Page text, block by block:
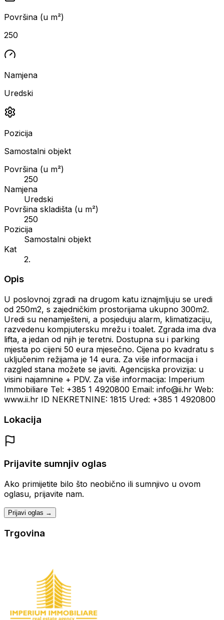
Površina (u m²)
250
Namjena
Uredski
Pozicija
Samostalni objekt
Površina (u m²)
250
Namjena
Uredski
Površina skladišta (u m²)
250
Pozicija
Samostalni objekt
Kat
2.
Opis
U poslovnoj zgradi na drugom katu iznajmljuju se uredi
od 250m2, s zajedničkim prostorijama ukupno 300m2.
Uredi su nenamješteni, a posjeduju alarm, klimatizaciju,
razvedenu kompjutersku mrežu i toalet. Zgrada ima dva
lifta, a jedan od njih je teretni. Dostupna su i parking
mjesta po cijeni 50 eura mjesečno. Cijena po kvadratu s
uključenim režijama je 14 eura. Za više informacija i
razgled stana možete se javiti. Agencijska provizija: u
visini najamnine + PDV. Za više informacija: Imperium
Immobiliare Tel: +385 1 4920800 Email: info@ii.hr Web:
www.ii.hr ID NEKRETNINE: 1815 Ured: +385 1 4920800
Lokacija
Prijavite sumnjiv oglas
Ako primijetite bilo što neobično ili sumnjivo u ovom
oglasu, prijavite nam.
Prijavi oglas →
Trgovina